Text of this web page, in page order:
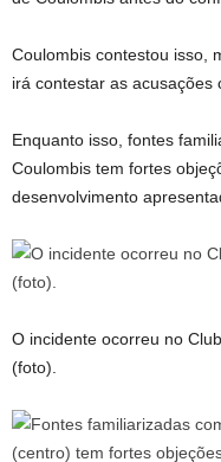
Coulombis contestou isso,
irá contestar as acusações
Enquanto isso, fontes
Coulombis tem fortes
desenvolvimento
O incidente ocorreu no
(foto).